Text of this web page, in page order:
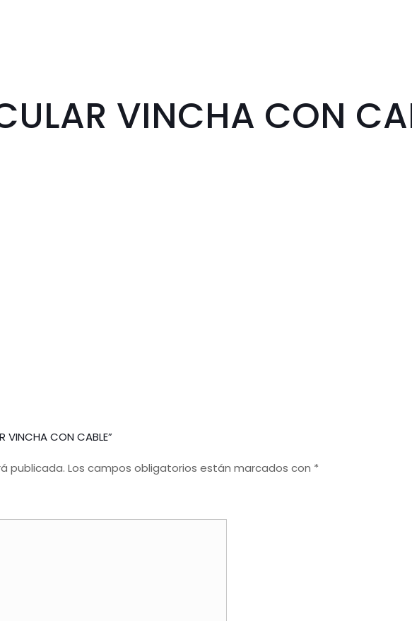
VINCHA CON
CON CABLE”
publicada. Los campos obligatorios están marcados con *